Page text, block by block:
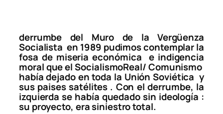
derrumbe del Muro de la Vergüenza
Socialista en 1989 pudimos contemplar la
fosa de miseria económica e indigencia
moral que el SocialismoReal/ Comunismo
había dejado en toda la Unión Soviética y
sus paises satélites . Con el derrumbe, la
izquierda se había quedado sin ideología :
su proyecto, era siniestro total.